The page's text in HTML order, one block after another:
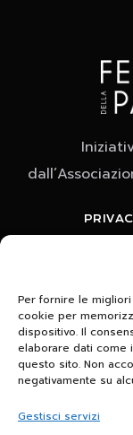
Per fornire le
cookie per
dispositivo. Il
elaborare dati come
questo sito. Non
negativamente su
Gestisci servizi